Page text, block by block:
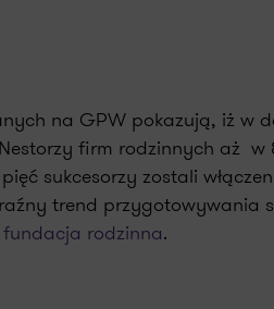
na GPW pokazują, iż w
firm rodzinnych aż w
sukcesorzy zostali
trend przygotowywania
fundacja rodzinna.